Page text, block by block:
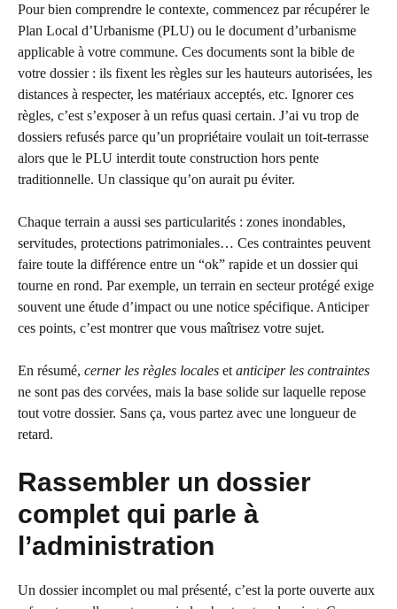
Pour bien comprendre le contexte, commencez par récupérer le
Plan Local d’Urbanisme (PLU) ou le document d’urbanisme
applicable à votre commune. Ces documents sont la bible de
votre dossier : ils fixent les règles sur les hauteurs autorisées, les
distances à respecter, les matériaux acceptés, etc. Ignorer ces
règles, c’est s’exposer à un refus quasi certain. J’ai vu trop de
dossiers refusés parce qu’un propriétaire voulait un toit-terrasse
alors que le PLU interdit toute construction hors pente
traditionnelle. Un classique qu’on aurait pu éviter.
Chaque terrain a aussi ses particularités : zones inondables,
servitudes, protections patrimoniales… Ces contraintes peuvent
faire toute la différence entre un “ok” rapide et un dossier qui
tourne en rond. Par exemple, un terrain en secteur protégé exige
souvent une étude d’impact ou une notice spécifique. Anticiper
ces points, c’est montrer que vous maîtrisez votre sujet.
En résumé, cerner les règles locales et anticiper les contraintes
ne sont pas des corvées, mais la base solide sur laquelle repose
tout votre dossier. Sans ça, vous partez avec une longueur de
retard.
Rassembler un dossier
complet qui parle à
l’administration
Un dossier incomplet ou mal présenté, c’est la porte ouverte aux